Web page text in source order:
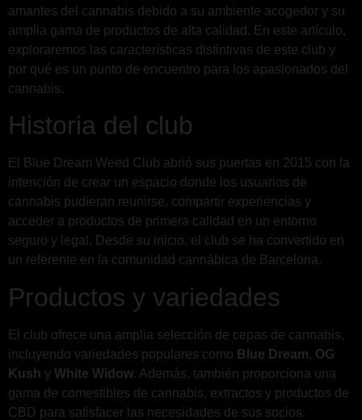
amantes del cannabis debido a su ambiente acogedor y su
amplia gama de productos de alta calidad. En este artículo,
exploraremos las características distintivas de este club y
por qué es un punto de encuentro para los apasionados del
cannabis.
Historia del club
El Blue Dream Weed Club abrió sus puertas en 2015 con la
intención de crear un espacio donde los usuarios de
cannabis pudieran reunirse, compartir experiencias y
acceder a productos de primera calidad en un entorno
seguro y legal. Desde su inicio, el club se ha convertido en
un referente en la comunidad cannábica de Barcelona.
Productos y variedades
El club ofrece una amplia selección de cepas de cannabis,
incluyendo variedades populares como Blue Dream, OG
Kush y White Widow. Además, también proporciona una
gama de comestibles de cannabis, extractos y productos de
CBD para satisfacer las necesidades de sus socios.